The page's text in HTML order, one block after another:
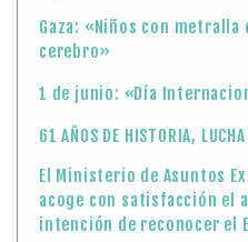
Gaza: «Niños con metralla
cerebro»
1 de junio: «Día
61 AÑOS DE HISTORIA,
El Ministerio de Asuntos
acoge con satisfacción el
intención de reconocer el